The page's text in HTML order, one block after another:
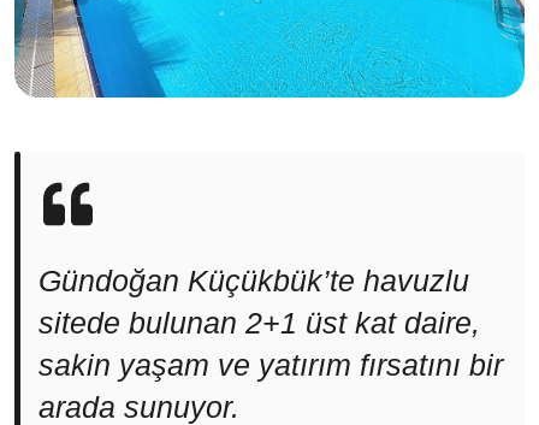
Gündoğan Küçükbük’te havuzlu
sitede bulunan 2+1 üst kat daire,
sakin yaşam ve yatırım fırsatını bir
arada sunuyor.